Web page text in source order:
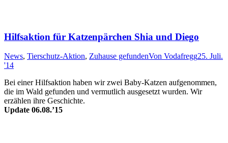
Hilfsaktion für Katzenpärchen Shia und Diego
News, Tierschutz-Aktion, Zuhause gefundenVon Vodafregg25. Juli.
'14
Bei einer Hilfs­aktion haben wir zwei Baby-Katzen aufgenommen,
die im Wald ge­funden und ver­mut­lich aus­ge­setzt wurden. Wir
erzählen ihre Ge­schich­te.
Update 06.08.’15